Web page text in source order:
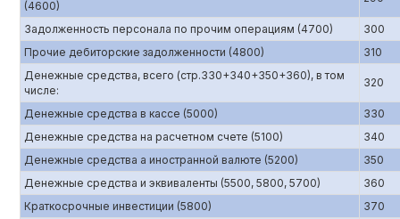
(4600)
Задолженность персонала по прочим операциям (4700)
300
Прочие дебиторские задолженности (4800)
310
Денежные средства, всего (стр.330+340+350+360), в том
числе:
320
Денежные средства в кассе (5000)
330
Денежные средства на расчетном счете (5100)
340
Денежные средства а иностранной валюте (5200)
350
Денежные средства и эквиваленты (5500, 5800, 5700)
360
Краткосрочные инвестиции (5800)
370